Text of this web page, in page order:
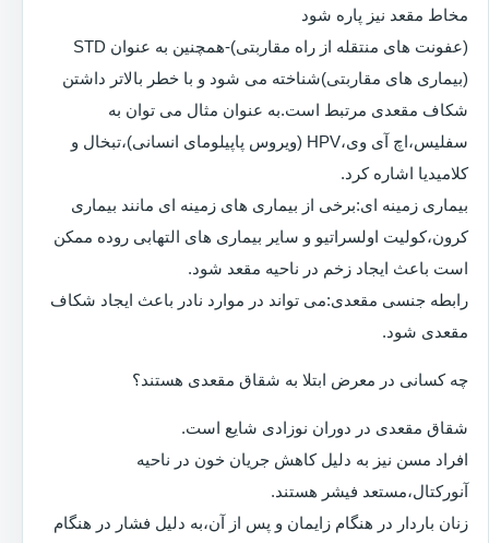
مخاط مقعد نیز پاره شود
(عفونت های منتقله از راه مقاربتی)-همچنین به عنوان STD
(بیماری های مقاربتی)شناخته می شود و با خطر بالاتر داشتن
شکاف مقعدی مرتبط است.به عنوان مثال می توان به
سفلیس،اچ آی وی،HPV (ویروس پاپیلومای انسانی)،تبخال و
کلامیدیا اشاره کرد.
بیماری زمینه ای:برخی از بیماری های زمینه ای مانند بیماری
کرون،کولیت اولسراتیو و سایر بیماری های التهابی روده ممکن
است باعث ایجاد زخم در ناحیه مقعد شود.
رابطه جنسی مقعدی:می تواند در موارد نادر باعث ایجاد شکاف
مقعدی شود.
چه کسانی در معرض ابتلا به شقاق مقعدی هستند؟
شقاق مقعدی در دوران نوزادی شایع است.
افراد مسن نیز به دلیل کاهش جریان خون در ناحیه
آنورکتال،مستعد فیشر هستند.
زنان باردار در هنگام زایمان و پس از آن،به دلیل فشار در هنگام